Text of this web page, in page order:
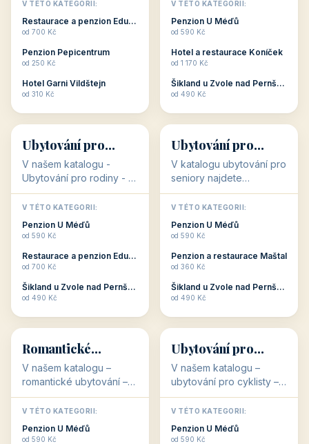
dovolenou přímo
souvisejí. Aktivní
odpočinek jso...
V TÉTO KATEGORII:
Restaurace a penzion Eduard
od 700 Kč
Penzion Pepicentrum
od 250 Kč
Hotel Garni Vildštejn
od 310 Kč
cenově dostupné
ubytování v ČR. Budete
c...
V TÉTO KATEGORII:
Penzion U Méďů
od 590 Kč
Hotel a restaurace Koníček
od 1 170 Kč
Šikland u Zvole nad Pernštejnem
od 490 Kč
👨‍👩‍👧‍👦
👨‍👩‍👧‍👦
34 objektů
Ubytování pro
rodiny
V našem katalogu -
Ubytování pro rodiny -
jsou pro Vás připraveny
objekty, které svojí
polohou či vybaveností,
nabízí klidné ubytování
V TÉTO KATEGORII:
Penzion U Méďů
od 590 Kč
Restaurace a penzion Eduard
od 700 Kč
Šikland u Zvole nad Pernštejnem
od 490 Kč
🧓
🧓
33 objektů
Ubytování pro
seniory
V katalogu ubytování pro
seniory najdete
penziony a hotely, které
jsou přizpůsobeny pro
ubytování klientů vyššího
věku. Některé z nich
V TÉTO KATEGORII:
Penzion U Méďů
od 590 Kč
Penzion a restaurace Maštal
od 360 Kč
Šikland u Zvole nad Pernštejnem
od 490 Kč
💕
💕
Romantické
ubytování
V našem katalogu –
romantické ubytování –
jsou pro Vás připraveny
objekty, které svojí
stavbou, polohou anebo
zaměřením nabízí
V TÉTO KATEGORII:
Penzion U Méďů
od 590 Kč
🚴
🚴
32 objektů
Ubytování pro
cyklisty
V našem katalogu –
ubytování pro cyklisty –
jsou pro Vás připraveny
objekty, které jsou na
milovníky cykloturistiky
připraveny. Většinou mají
V TÉTO KATEGORII:
Penzion U Méďů
od 590 Kč